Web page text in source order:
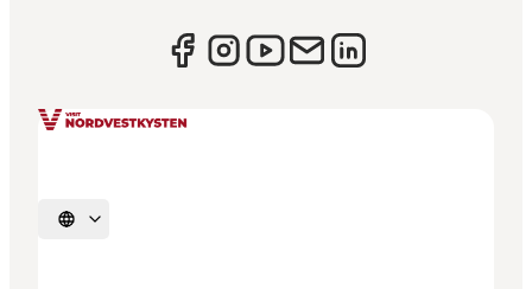
Sprache auswählen